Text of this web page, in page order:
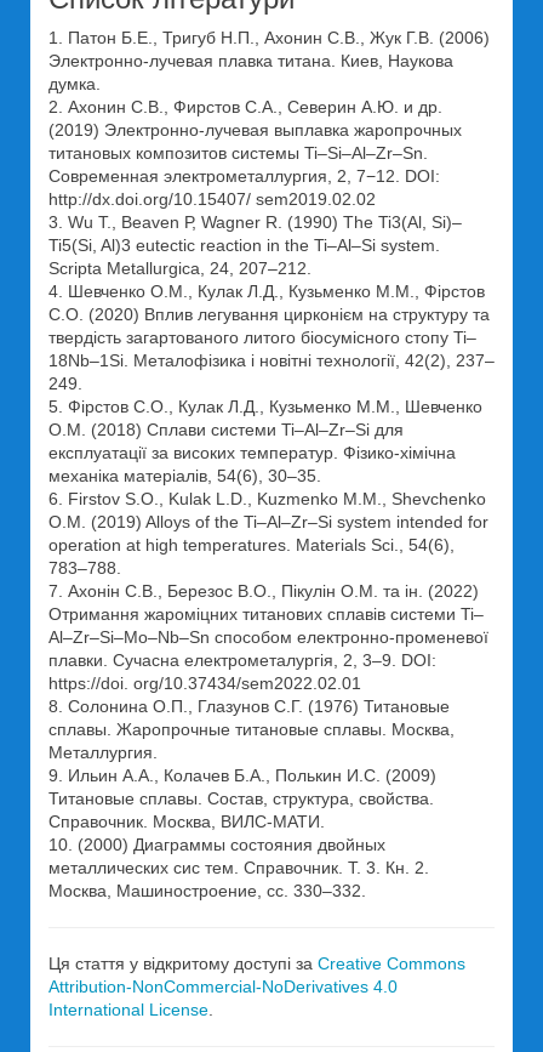
1. Патон Б.Е., Тригуб Н.П., Ахонин С.В., Жук Г.В. (2006)
Электронно-лучевая плавка титана. Киев, Наукова
думка.
2. Ахонин С.В., Фирстов С.А., Северин А.Ю. и др.
(2019) Электронно-лучевая выплавка жаропрочных
титановых композитов системы Ti–Si–Al–Zr–Sn.
Современная электрометаллургия, 2, 7−12. DOI:
http://dx.doi.org/10.15407/ sem2019.02.02
3. Wu T., Beaven Р, Wagner R. (1990) The Ti3(Al, Si)–
Ti5(Si, Al)3 eutectic reaction in the Ti–Al–Si system.
Scripta Metallurgica, 24, 207–212.
4. Шевченко О.М., Кулак Л.Д., Кузьменко М.М., Фірстов
С.О. (2020) Вплив легування цирконієм на структуру та
твердість загартованого литого біосумісного стопу Ti–
18Nb–1Si. Металофізика і новітні технології, 42(2), 237–
249.
5. Фірстов С.О., Кулак Л.Д., Кузьменко М.М., Шевченко
О.М. (2018) Сплави системи Ti–Al–Zr–Si для
експлуатації за високих температур. Фізико-хімічна
механіка матеріалів, 54(6), 30–35.
6. Firstov S.O., Kulak L.D., Kuzmenko M.M., Shevchenko
O.M. (2019) Alloys of the Ti–Al–Zr–Si system intended for
operation at high temperatures. Materials Sci., 54(6),
783–788.
7. Ахонін С.В., Березос В.О., Пікулін О.М. та ін. (2022)
Отримання жароміцних титанових сплавів системи Ti–
Al–Zr–Si–Mo–Nb–Sn способом електронно-променевої
плавки. Сучасна електрометалургія, 2, 3–9. DOI:
https://doi. org/10.37434/sem2022.02.01
8. Солонина О.П., Глазунов С.Г. (1976) Титановые
сплавы. Жаропрочные титановые сплавы. Москва,
Металлургия.
9. Ильин А.А., Колачев Б.А., Полькин И.С. (2009)
Титановые сплавы. Состав, структура, свойства.
Справочник. Москва, ВИЛС-МАТИ.
10. (2000) Диаграммы состояния двойных
металлических сис тем. Справочник. Т. 3. Кн. 2.
Москва, Машиностроение, сс. 330–332.
Ця стаття у відкритому доступі за Creative Commons
Attribution-NonCommercial-NoDerivatives 4.0
International License